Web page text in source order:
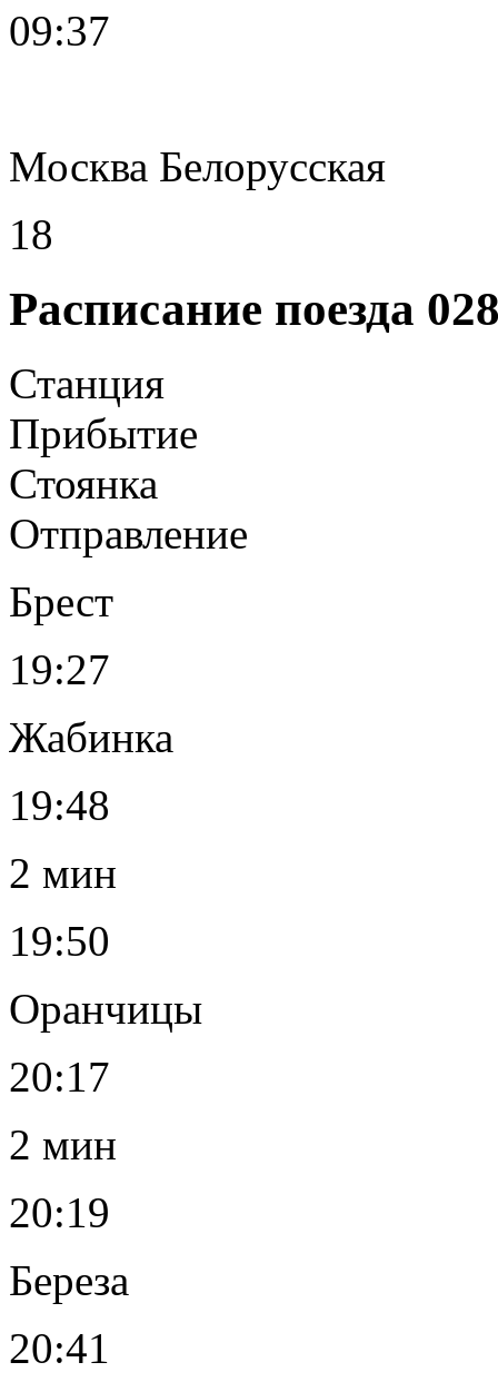
09:37
Москва Белорусская
18
Расписание поезда
Станция
Прибытие
Стоянка
Отправление
Брест
19:27
Жабинка
19:48
2 мин
19:50
Оранчицы
20:17
2 мин
20:19
Береза
20:41